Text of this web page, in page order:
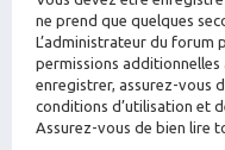
ne prend que quelques
L’administrateur du forum
permissions
enregistrer, assurez-vous
conditions d’utilisation et
Assurez-vous de bien lire